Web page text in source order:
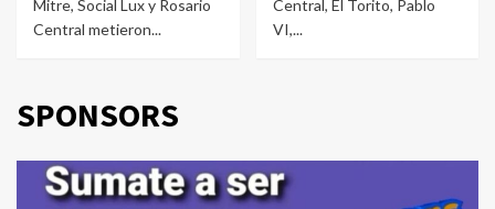
Mitre, Social Lux y Rosario
Central metieron...
Central, El Torito, Pablo
VI,...
SPONSORS